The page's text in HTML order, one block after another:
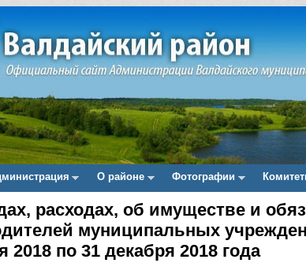
О районе Фотографии
расходах, об имуществе и
муниципальных
2018 по 31 декабря 2018 года